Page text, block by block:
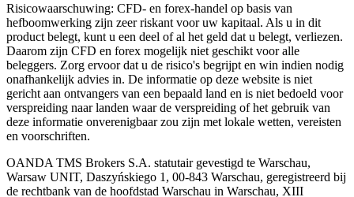
Risicowaarschuwing: CFD- en forex-handel op basis van
hefboomwerking zijn zeer riskant voor uw kapitaal. Als u in dit
product belegt, kunt u een deel of al het geld dat u belegt, verliezen.
Daarom zijn CFD en forex mogelijk niet geschikt voor alle
beleggers. Zorg ervoor dat u de risico's begrijpt en win indien nodig
onafhankelijk advies in. De informatie op deze website is niet
gericht aan ontvangers van een bepaald land en is niet bedoeld voor
verspreiding naar landen waar de verspreiding of het gebruik van
deze informatie onverenigbaar zou zijn met lokale wetten, vereisten
en voorschriften.
OANDA TMS Brokers S.A. statutair gevestigd te Warschau,
Warsaw UNIT, Daszyńskiego 1, 00-843 Warschau, geregistreerd bij
de rechtbank van de hoofdstad Warschau in Warschau, XIII